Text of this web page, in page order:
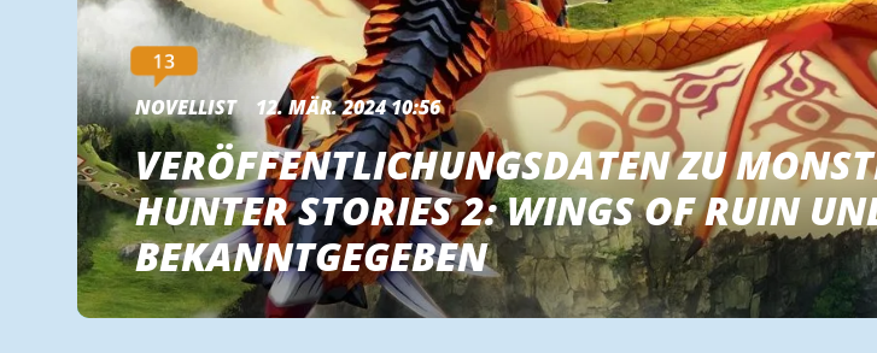
13
NOVELLIST 12. MÄR. 2024 10:56
VERÖFFENTLICHUNGSDATEN ZU
HUNTER STORIES 2: WINGS OF RUIN
BEKANNTGEGEBEN